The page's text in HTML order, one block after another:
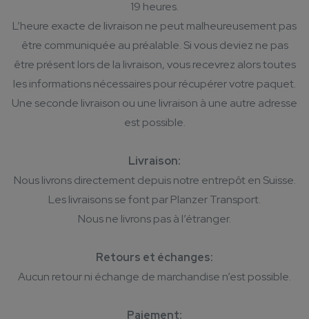
19 heures.
L’heure exacte de livraison ne peut malheureusement pas
être communiquée au préalable. Si vous deviez ne pas
être présent lors de la livraison, vous recevrez alors toutes
les informations nécessaires pour récupérer votre paquet.
Une seconde livraison ou une livraison à une autre adresse
est possible.
Livraison:
Nous livrons directement depuis notre entrepôt en Suisse.
Les livraisons se font par Planzer Transport.
Nous ne livrons pas à l’étranger.
Retours et échanges:
Aucun retour ni échange de marchandise n’est possible.
Paiement: